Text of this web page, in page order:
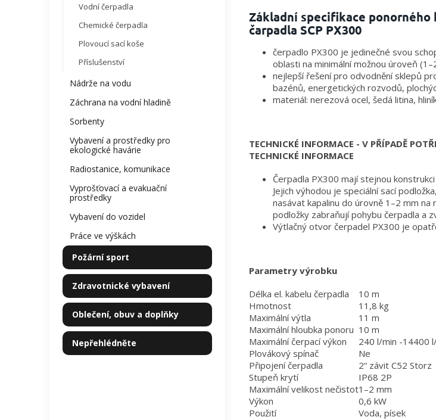
Vodní čerpadla
Chemické čerpadla
Plovoucí sací koše
Příslušenství
Nádrže na vodu
Záchrana na vodní hladině
Sorbenty
Vybavení a prostředky pro
ekologické havárie
Radiostanice, komunikace
Vyprošťovací a evakuační
prostředky
Vybavení do vozidel
Práce ve výškách
Požární sport
Zdravotnické vybavení
Oblečení, obuv a doplňky
Nepřehlédněte
Základní specifikace ponorného
čarpadla SCP PX300
čerpadlo PX300 je jedinečné svou
oblasti na minimální možnou úroveň
nejlepší řešení pro odvodnění sklepů
bazénů, energetických rozvodů,
materiál: nerezová ocel, šedá litina,
TECHNICKÉ INFORMACE - V PŘÍPADĚ
TECHNICKÉ INFORMACE
Čerpadla PX300 mají stejnou
Jejich výhodou je speciální sací
nasávat kapalinu do úrovně 1–2 mm
podložky zabraňují pohybu čerpadla a
Výtlačný otvor čerpadel PX300 je
Parametry výrobku
Délka el. kabelu čerpadla
10 m
Hmotnost
11,8 kg
Maximální výtla
11 m
Maximální hloubka ponoru 10 m
Maximální čerpací výkon
240 l/min -14400
Plovákový spínač
Ne
Připojení čerpadla
2“ závit C52 Storz
Stupeň krytí
IP68 2P
Maximální velikost nečistot1–2 mm
Výkon
0,6 kW
Použití
Voda, písek